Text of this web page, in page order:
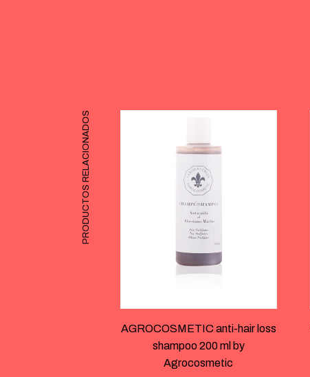
PRODUCTOS RELACIONADOS
AGROCOSMETIC anti-hair loss
shampoo 200 ml by
Agrocosmetic